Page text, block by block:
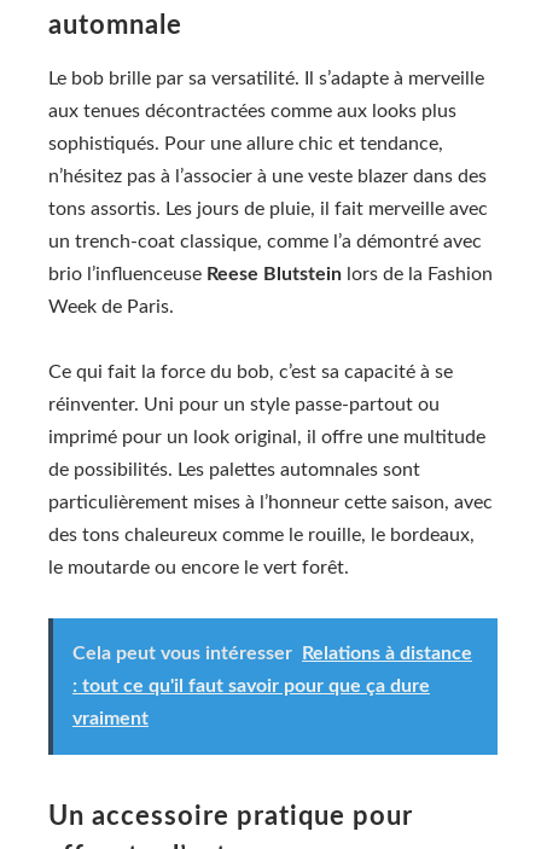
automnale
Le bob brille par sa versatilité. Il s’adapte à merveille
aux tenues décontractées comme aux looks plus
sophistiqués. Pour une allure chic et tendance,
n’hésitez pas à l’associer à une veste blazer dans des
tons assortis. Les jours de pluie, il fait merveille avec
un trench-coat classique, comme l’a démontré avec
brio l’influenceuse Reese Blutstein lors de la Fashion
Week de Paris.
Ce qui fait la force du bob, c’est sa capacité à se
réinventer. Uni pour un style passe-partout ou
imprimé pour un look original, il offre une multitude
de possibilités. Les palettes automnales sont
particulièrement mises à l’honneur cette saison, avec
des tons chaleureux comme le rouille, le bordeaux,
le moutarde ou encore le vert forêt.
Cela peut vous intéresser
Relations à distance
: tout ce qu'il faut savoir pour que ça dure
vraiment
Un accessoire pratique pour